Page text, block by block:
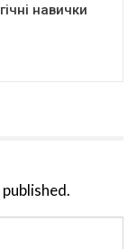
навички